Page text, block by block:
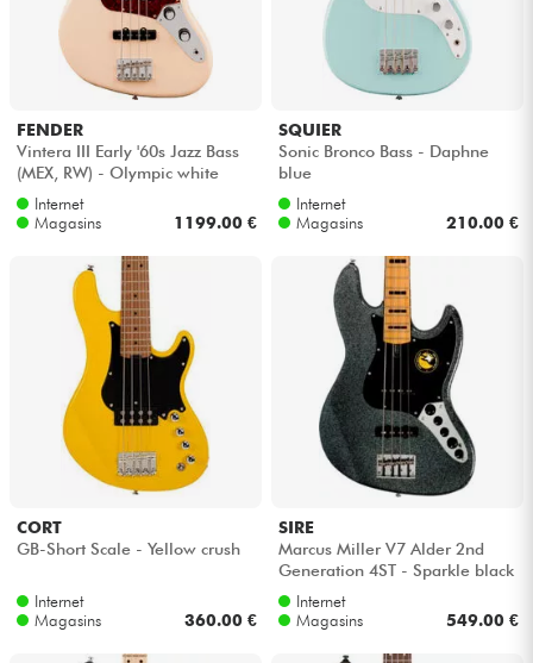
Casques
DJ
Eclairage
Batteries & Percu
Vents
Violons & Quatuor
Eveil Musical
Câbles & Access.
FENDER
Vintera III Early '60s Jazz Bass
(MEX, RW) - Olympic white
Internet
Magasins
1199.00 €
SQUIER
Sonic Bronco Bass - Daphne
blue
Internet
Magasins
210.00 €
CORT
GB-Short Scale - Yellow crush
Internet
Magasins
360.00 €
SIRE
Marcus Miller V7 Alder 2nd
Generation 4ST - Sparkle black
Internet
Magasins
549.00 €